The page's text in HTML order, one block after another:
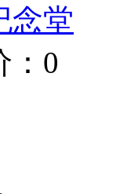
念堂
：0